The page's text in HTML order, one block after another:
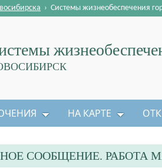
› Системы жизнеобеспечения
НА КАРТЕ
СООБЩЕНИЕ. РАБОТА